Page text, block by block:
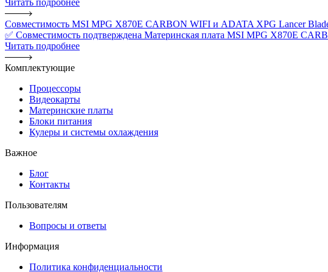
Совместимость MSI MPG X870E CARBON WIFI и ADATA XPG Lancer
✅ Совместимость подтверждена Материнская плата MSI MPG X870E
Читать подробнее
Комплектующие
Процессоры
Видеокарты
Материнские платы
Блоки питания
Кулеры и системы охлаждения
Важное
Блог
Контакты
Пользователям
Вопросы и ответы
Информация
Политика конфиденциальности